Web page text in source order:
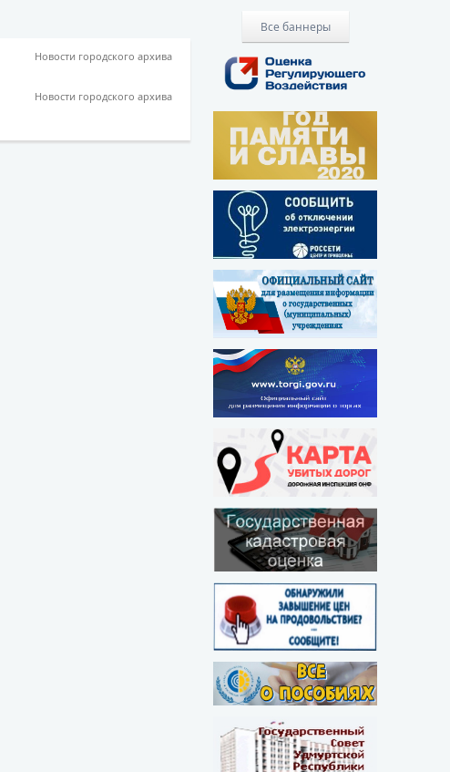
Все баннеры
Новости городского архива
Новости городского архива